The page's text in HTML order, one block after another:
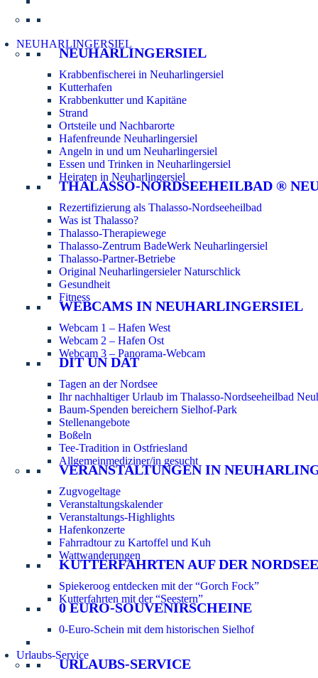
NEUHARLINGERSIEL
NEUHARLINGERSIEL
Krabbenfischerei in Neuharlingersiel
Kutterhafen
Krabbenkutter und Kapitäne
Strand
Ortsteile und Nachbarorte
Hafenfreunde Neuharlingersiel
Angeln in und um Neuharlingersiel
Essen und Trinken in Neuharlingersiel
Heiraten in Neuharlingersiel
THALASSO-NORDSEEHEILBAD ®
Rezertifizierung als Thalasso-Nordseeheilbad
Was ist Thalasso?
Thalasso-Therapiewege
Thalasso-Zentrum BadeWerk Neuharlingersiel
Thalasso-Partner-Betriebe
Original Neuharlingersieler Naturschlick
Gesundheit
Fitness
WEBCAMS IN NEUHARLINGERSIEL
Webcam 1 – Hafen West
Webcam 2 – Hafen Ost
Webcam 3 – Panorama-Webcam
DIT UN DAT
Tagen an der Nordsee
Ihr nachhaltiger Urlaub im Thalasso-Nordseeheilbad
Baum-Spenden bereichern Sielhof-Park
Stellenangebote
Boßeln
Tee-Tradition in Ostfriesland
Allgemeinmediziner/in gesucht
VERANSTALTUNGEN IN
Zugvogeltage
Veranstaltungskalender
Veranstaltungs-Highlights
Hafenkonzerte
Fahrradtour zu Kartoffel und Kuh
Wattwanderungen
KUTTERFAHRTEN AUF DER NORDSEE
Spiekeroog entdecken mit der “Gorch Fock”
Kutterfahrten mit der “Seestern”
0 EURO-SOUVENIRSCHEINE
0-Euro-Schein mit dem historischen Sielhof
Urlaubs-Service
URLAUBS-SERVICE